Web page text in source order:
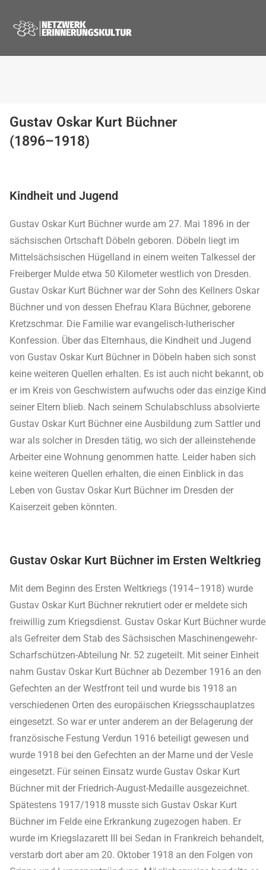
Gustav Oskar Kurt Büchner
(1896–1918)
Kindheit und Jugend
Gustav Oskar Kurt Büchner wurde am 27. Mai 1896 in der
sächsischen Ortschaft Döbeln geboren. Döbeln liegt im
Mittelsächsischen Hügelland in einem weiten Talkessel der
Freiberger Mulde etwa 50 Kilometer westlich von Dresden.
Gustav Oskar Kurt Büchner war der Sohn des Kellners Oskar
Büchner und von dessen Ehefrau Klara Büchner, geborene
Kretzschmar. Die Familie war evangelisch-lutherischer
Konfession. Über das Elternhaus, die Kindheit und Jugend
von Gustav Oskar Kurt Büchner in Döbeln haben sich sonst
keine weiteren Quellen erhalten. Es ist auch nicht bekannt, ob
er im Kreis von Geschwistern aufwuchs oder das einzige Kind
seiner Eltern blieb. Nach seinem Schulabschluss absolvierte
Gustav Oskar Kurt Büchner eine Ausbildung zum Sattler und
war als solcher in Dresden tätig, wo sich der alleinstehende
Arbeiter eine Wohnung genommen hatte. Leider haben sich
keine weiteren Quellen erhalten, die einen Einblick in das
Leben von Gustav Oskar Kurt Büchner im Dresden der
Kaiserzeit geben könnten.
Gustav Oskar Kurt Büchner im Ersten Weltkrieg
Mit dem Beginn des Ersten Weltkriegs (1914–1918) wurde
Gustav Oskar Kurt Büchner rekrutiert oder er meldete sich
freiwillig zum Kriegsdienst. Gustav Oskar Kurt Büchner wurde
als Gefreiter dem Stab des Sächsischen Maschinengewehr-
Scharfschützen-Abteilung Nr. 52 zugeteilt. Mit seiner Einheit
nahm Gustav Oskar Kurt Büchner ab Dezember 1916 an den
Gefechten an der Westfront teil und wurde bis 1918 an
verschiedenen Orten des europäischen Kriegsschauplatzes
eingesetzt. So war er unter anderem an der Belagerung der
französische Festung Verdun 1916 beteiligt gewesen und
wurde 1918 bei den Gefechten an der Marne und der Vesle
eingesetzt. Für seinen Einsatz wurde Gustav Oskar Kurt
Büchner mit der Friedrich-August-Medaille ausgezeichnet.
Spätestens 1917/1918 musste sich Gustav Oskar Kurt
Büchner im Felde eine Erkrankung zugezogen haben. Er
wurde im Kriegslazarett III bei Sedan in Frankreich behandelt,
verstarb dort aber am 20. Oktober 1918 an den Folgen von